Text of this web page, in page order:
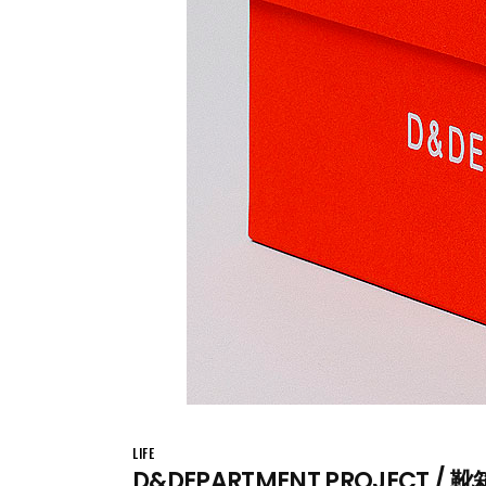
LIFE